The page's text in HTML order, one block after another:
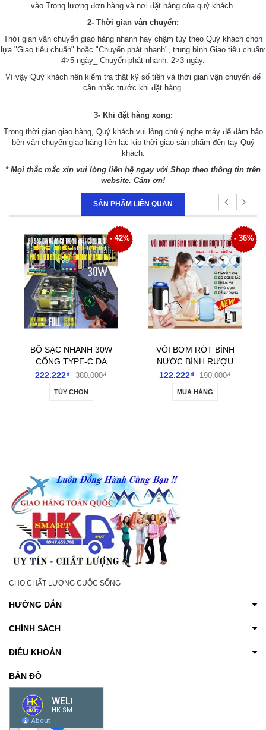
vào Trọng lượng đơn hàng và nơi đặt hàng của quý khách.
2- Thời gian vận chuyển:
Thời gian vận chuyển giao hàng nhanh hay chậm tùy theo Quý khách chọn
lựa "Giao tiêu chuẩn" hoặc "Chuyển phát nhanh", trung bình Giao tiêu chuẩn:
4>5 ngày_ Chuyển phát nhanh: 2>3 ngày.
Vì vậy Quý khách nên kiểm tra thật kỹ số tiền và thời gian vận chuyển để
cân nhắc trước khi đặt hàng.
3- Khi đặt hàng xong:
Trong thời gian giao hàng, Quý khách vui lòng chú ý nghe máy để đảm bảo
bên vận chuyển giao hàng liên lạc kịp thời giao sản phẩm đến tay Quý
khách.
* Mọi thắc mắc xin vui lòng liên hệ ngay với Shop theo thông tin trên
website. Cảm ơn!
SẢN PHẨM LIÊN QUAN
- 42%
BỘ SẠC NHANH 30W
CỔNG TYPE-C ĐA
NĂNG DIY MICA
THẤU RUỘT GAN-
222.222₫ 380.000₫
TÙY CHỌN
- 36%
VÒI BƠM RÓT BÌNH
NƯỚC BÌNH RƯỢU
ĐIỆN TỰ ĐỘNG TÍCH
122.222₫ 190.000₫
MUA HÀNG
CHO CHẤT LƯỢNG CUỘC SỐNG
HƯỚNG DẪN
CHÍNH SÁCH
ĐIỀU KHOẢN
BẢN ĐỒ